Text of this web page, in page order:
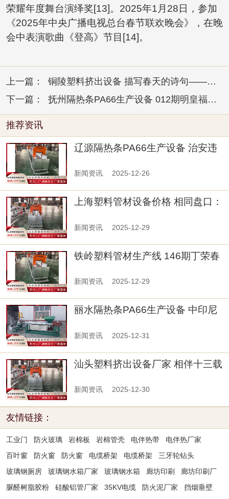
荣耀年度舞台演绎奖[13]。2025年1月28日，参加
《2025年中央广播电视总台春节联欢晚会》，在晚
会中表演歌曲《登高》节目[14]。
上一篇：
铜陵塑料挤出设备 描写春天的诗句——《春日亭上观鱼》
下一篇：
抚州隔热条PA66生产设备 012期明皇福彩3D预测奖号：和值分析
推荐资讯
辽源隔热条PA66生产设备 治安违
新闻资讯 2025-12-26
上海塑料管材设备价格 相同盘口：
新闻资讯 2025-12-29
铁岭塑料管材生产线 146期丁荣春
新闻资讯 2025-12-29
丽水隔热条PA66生产设备 中印尼
新闻资讯 2025-12-31
汕头塑料挤出设备厂家 相伴十三载
新闻资讯 2025-12-30
友情链接：
工业门 防火玻璃 岩棉板 岩棉管壳 电伴热带
电伴热厂家
百叶窗
防火窗 防火窗 电缆桥架 电缆桥架
三牙轮钻头
玻璃钢厕房
玻璃钢水箱厂家 玻璃钢水箱 廊坊印刷
廊坊印刷厂
脲醛树脂胶粉
硅酸铝管厂家 35KV电缆 防火泥厂家 挡烟垂壁